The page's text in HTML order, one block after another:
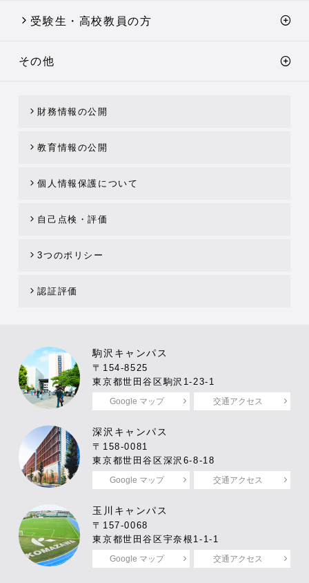
受験生・高校教員の方
その他
財務情報の公開
教育情報の公開
個人情報保護について
自己点検・評価
3つのポリシー
認証評価
駒沢キャンパス
〒154-8525
東京都世田谷区駒沢1-23-1
Google マップ 交通アクセス
深沢キャンパス
〒158-0081
東京都世田谷区深沢6-8-18
Google マップ 交通アクセス
玉川キャンパス
〒157-0068
東京都世田谷区宇奈根1-1-1
Google マップ 交通アクセス